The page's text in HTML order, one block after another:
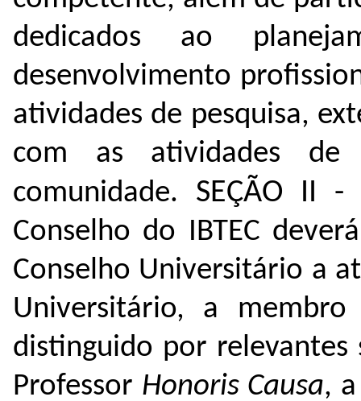
dedicados ao
desenvolvimento
atividades de pesquisa,
com as atividades
comunidade. SEÇÃO II -
Conselho do IBTEC
Conselho Universitário a
Universitário, a
distinguido por relevantes
Professor Honoris Causa,